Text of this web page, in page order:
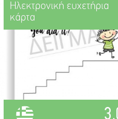
Ηλεκτρονική ευχετήρια
κάρτα